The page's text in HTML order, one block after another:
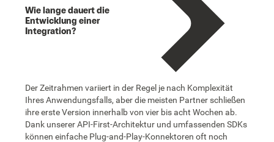
Wie lange dauert die
Entwicklung einer
Integration?
Der Zeitrahmen variiert in der Regel je nach Komplexität
Ihres Anwendungsfalls, aber die meisten Partner schließen
ihre erste Version innerhalb von vier bis acht Wochen ab.
Dank unserer API-First-Architektur und umfassenden SDKs
können einfache Plug-and-Play-Konnektoren oft noch